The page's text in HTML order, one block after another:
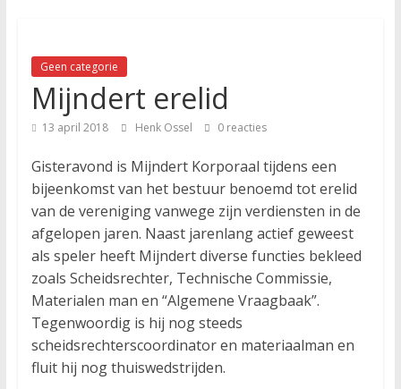
Geen categorie
Mijndert erelid
13 april 2018 Henk Ossel 0 reacties
Gisteravond is Mijndert Korporaal tijdens een
bijeenkomst van het bestuur benoemd tot erelid
van de vereniging vanwege zijn verdiensten in de
afgelopen jaren. Naast jarenlang actief geweest
als speler heeft Mijndert diverse functies bekleed
zoals Scheidsrechter, Technische Commissie,
Materialen man en “Algemene Vraagbaak”.
Tegenwoordig is hij nog steeds
scheidsrechterscoordinator en materiaalman en
fluit hij nog thuiswedstrijden.